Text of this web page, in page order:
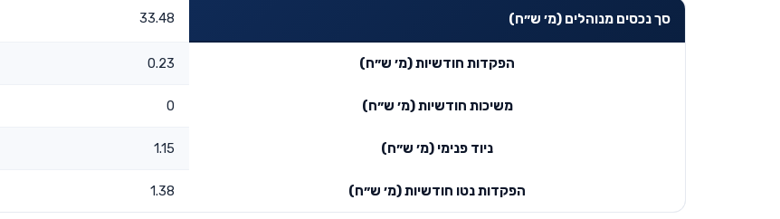
סך נכסים מנוהלים (מ׳ ש״ח) 33.48
הפקדות חודשיות (מ׳ ש״ח) 0.23
משיכות חודשיות (מ׳ ש״ח) 0
ניוד פנימי (מ׳ ש״ח) 1.15
הפקדות נטו חודשיות (מ׳ ש״ח) 1.38